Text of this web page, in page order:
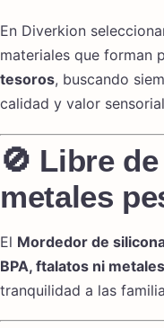
En Diverkion
materiales que forman
tesoros, buscando
calidad y valor
🚫 Libre
metales
El Mordedor de
BPA, ftalatos ni
tranquilidad a las